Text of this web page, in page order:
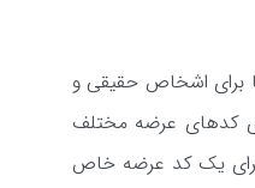
برای اشخاص حقیقی و
کدهای عرضه مختلف
برای یک کد عرضه خاص